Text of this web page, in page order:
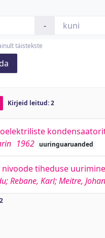
-
täistekste
Kirjeid leitud: 2
1962 uuringuaruanded
nivoode tiheduse
Rebane, Karl; Meitre,